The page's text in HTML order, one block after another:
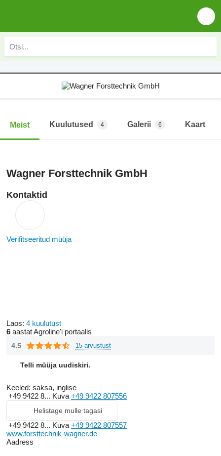
Meist Kuulutused 4 Galerii 6 Kaart
Wagner Forsttechnik GmbH
Kontaktid
Verifitseeritud müüja
Laos: 4 kuulutust
6 aastat Agroline'i portaalis
4.5 15 arvustust
Telli müüja uudiskiri.
Keeled: saksa, inglise
+49 9422 8... Kuva +49 9422 807556
Helistage mulle tagasi
+49 9422 8... Kuva +49 9422 807557
www.forsttechnik-wagner.de
Aadress